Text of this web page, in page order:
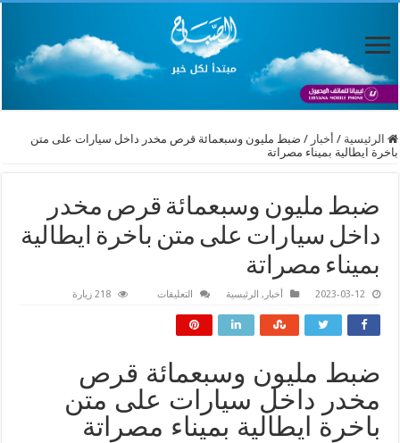
الرئيسية / أخبار / ضبط مليون وسبعمائة قرص مخدر داخل سيارات على متن
باخرة ايطالية بميناء مصراتة
ضبط مليون وسبعمائة قرص مخدر
داخل سيارات على متن باخرة ايطالية
بميناء مصراتة
2023-03-12 أخبار , الرئيسية التعليقات
سيارات
على
متن
باخرة
بميناء
218 زيارة
ضبط مليون وسبعمائة قرص
مخدر داخل سيارات على متن
باخرة ايطالية بميناء مصراتة